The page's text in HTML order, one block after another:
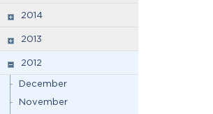
2014
2013
2012
December
November